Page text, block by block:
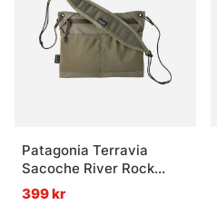
Patagonia Terravia
Sacoche River Rock
Green
399 kr